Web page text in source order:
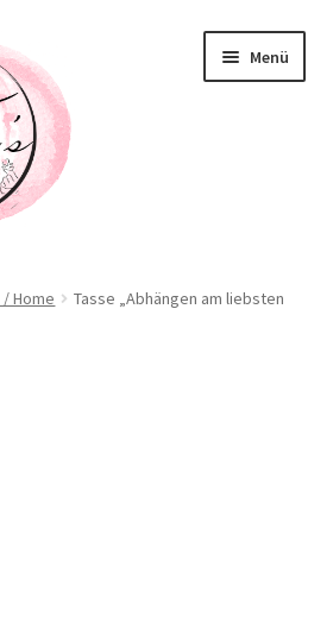
Menü
Home
Tasse „Abhängen am liebsten